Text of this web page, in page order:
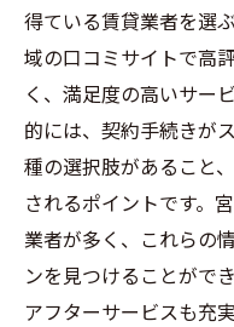
得ている賃貸業者を選
域の口コミサイトで高
く、満足度の高いサー
的には、契約手続きが
種の選択肢があること
されるポイントです。
業者が多く、これらの
ンを見つけることがで
アフターサービスも充